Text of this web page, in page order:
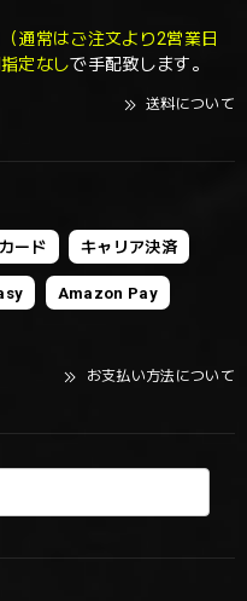
通常はご注文より2営業日
定なしで手配致します。
送料について
ード キャリア決済
Amazon Pay
お支払い方法について